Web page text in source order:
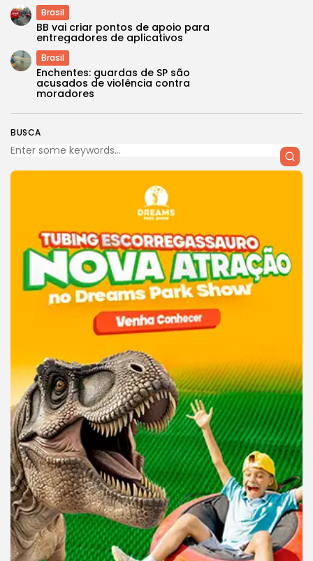
BUSCA
Brasil
BB vai criar pontos de apoio para
entregadores de aplicativos
Brasil
Enchentes: guardas de SP são
acusados de violência contra
moradores